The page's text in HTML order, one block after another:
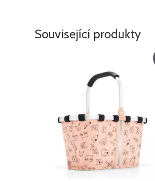
Související produkty
775 Kč.
je:
675 Kč.